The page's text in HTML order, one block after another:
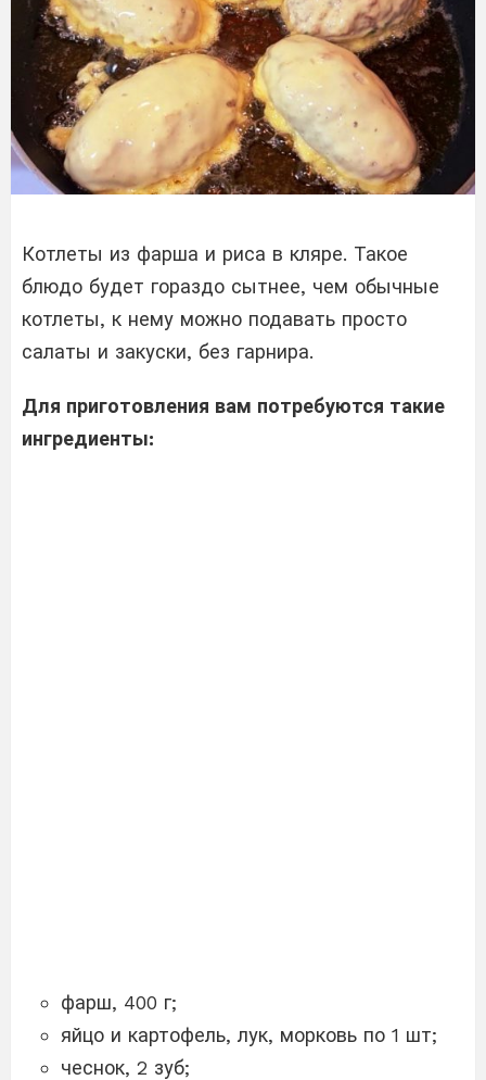
Котлеты из фарша и риса в кляре. Такое
блюдо будет гораздо сытнее, чем обычные
котлеты, к нему можно подавать просто
салаты и закуски, без гарнира.
Для приготовления вам потребуются такие
ингредиенты:
фарш, 400 г;
яйцо и картофель, лук, морковь по 1 шт;
чеснок, 2 зуб;